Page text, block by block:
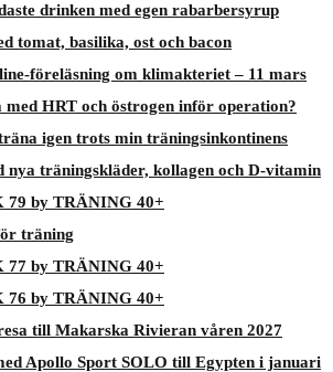
drinken med egen rabarbersyrup
tomat, basilika, ost och bacon
föreläsning om klimakteriet – 11 mars
med HRT och östrogen inför operation?
igen trots min träningsinkontinens
nya träningskläder, kollagen och D-vitamin
79 by TRÄNING 40+
träning
77 by TRÄNING 40+
76 by TRÄNING 40+
till Makarska Rivieran våren 2027
Apollo Sport SOLO till Egypten i januari